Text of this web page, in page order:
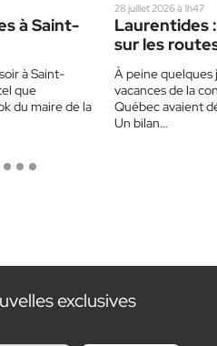
à Saint-
à Saint-
que
du maire de la
28 juillet 2026 à 1h47
Laurentides
sur les
un corbillard
sensibiliser
À peine quelques
vacances de la
Québec avaient
Un bilan…
exclusives